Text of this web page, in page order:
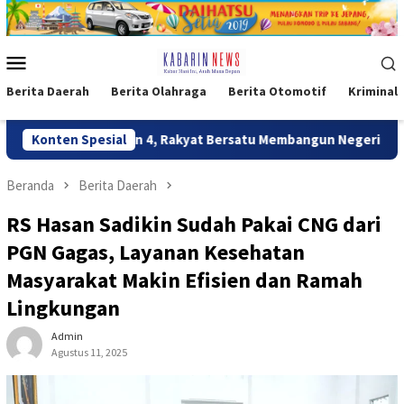
Loncat
ke
Mobile
Berita Daerah Berita Olahraga Berita Otomotif Kriminal
Konten Spesial
Sasaran 4, Rakyat Bersatu Membangun Negeri Kaops
Beranda Berita Daerah
RS Hasan Sadikin Sudah Pakai CNG dari
PGN Gagas, Layanan Kesehatan
Masyarakat Makin Efisien dan Ramah
Lingkungan
Admin
Agustus 11, 2025